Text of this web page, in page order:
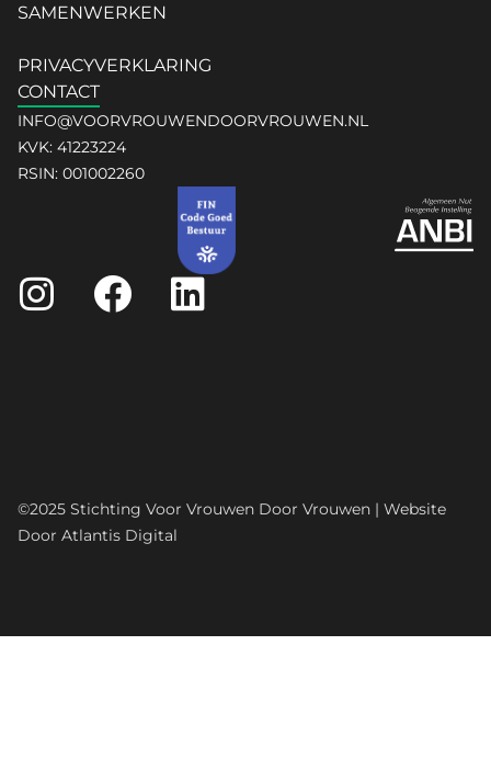
SAMENWERKEN
PRIVACYVERKLARING
CONTACT
INFO@VOORVROUWENDOORVROUWEN.NL
KVK: 41223224
RSIN: 001002260
©️2025 Stichting Voor Vrouwen Door Vrouwen | Website
Door Atlantis Digital